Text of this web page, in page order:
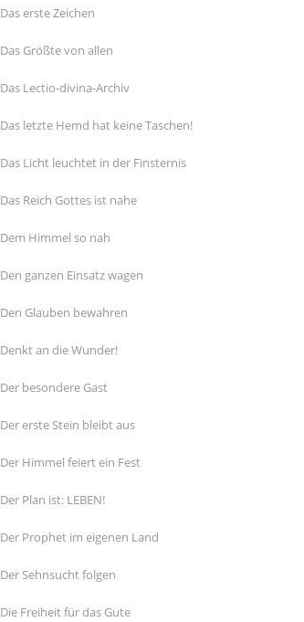
Das erste Zeichen
Das Größte von allen
Das Lectio-divina-Archiv
Das letzte Hemd hat keine Taschen!
Das Licht leuchtet in der Finsternis
Das Reich Gottes ist nahe
Dem Himmel so nah
Den ganzen Einsatz wagen
Den Glauben bewahren
Denkt an die Wunder!
Der besondere Gast
Der erste Stein bleibt aus
Der Himmel feiert ein Fest
Der Plan ist: LEBEN!
Der Prophet im eigenen Land
Der Sehnsucht folgen
Die Freiheit für das Gute